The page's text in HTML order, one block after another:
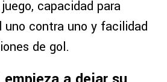
capacidad para
uno contra uno y facilidad
de gol.